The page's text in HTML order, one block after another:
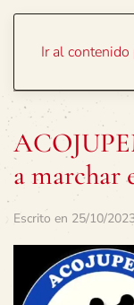
Ir al
a marchar
Escrito en 25/10/